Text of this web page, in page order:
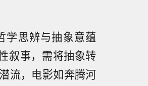
学思辨与抽象意蕴
叙事，需将抽象转
流，电影如奔腾河